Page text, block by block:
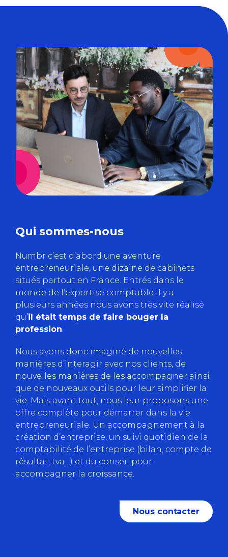
Qui sommes-nous
Numbr c’est d’abord une aventure
entrepreneuriale, une dizaine de cabinets
situés partout en France. Entrés dans le
monde de l’expertise comptable il y a
plusieurs années nous avons très vite réalisé
qu’il était temps de faire bouger la
profession.
Nous avons donc imaginé de nouvelles
manières d’interagir avec nos clients, de
nouvelles manières de les accompagner ainsi
que de nouveaux outils pour leur simplifier la
vie. Mais avant tout, nous leur proposons une
offre complète pour démarrer dans la vie
entrepreneuriale. Un accompagnement à la
création d’entreprise, un suivi quotidien de la
comptabilité de l’entreprise (bilan, compte de
résultat, tva…) et du conseil pour
accompagner la croissance.
Nous contacter